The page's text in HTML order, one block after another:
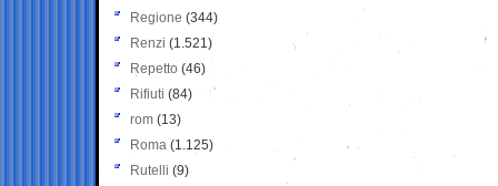
Regione (344)
Renzi (1.521)
Repetto (46)
Rifiuti (84)
rom (13)
Roma (1.125)
Rutelli (9)